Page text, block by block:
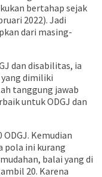
bertahap sejak
2022). Jadi
dari masing-
dan disabilitas, ia
dimiliki
tanggung jawab
untuk ODGJ dan
Kemudian
pola ini kurang
balai yang di
20. Karena